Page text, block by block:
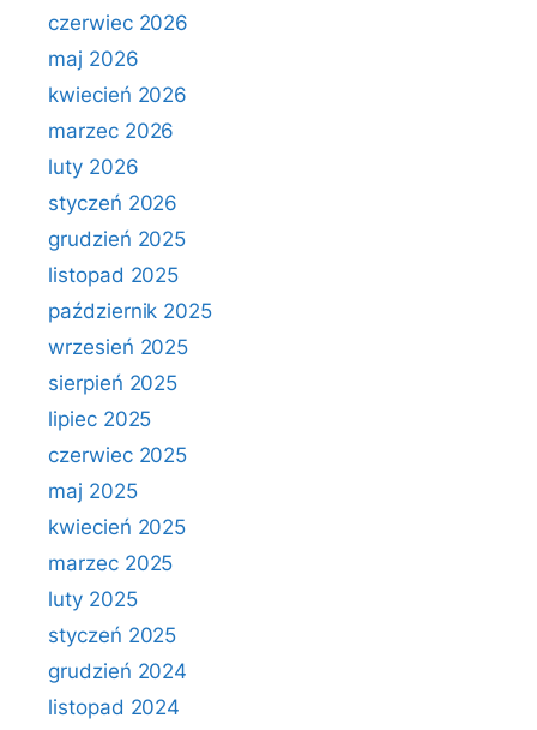
czerwiec 2026
maj 2026
kwiecień 2026
marzec 2026
luty 2026
styczeń 2026
grudzień 2025
listopad 2025
październik 2025
wrzesień 2025
sierpień 2025
lipiec 2025
czerwiec 2025
maj 2025
kwiecień 2025
marzec 2025
luty 2025
styczeń 2025
grudzień 2024
listopad 2024